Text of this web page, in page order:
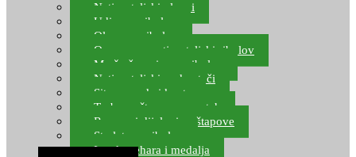
Natjecateljski plovci
Udice za ribolov
Olovo za ribolov
Oprema za natjecateljski ribolov
Mreže čuvarice za ribolov
Natjecateljski podmetači
Sito, posude i kante
Torbe za štapove – match
Rezervni dijelovi za štapove
Starlete za ribolov
Izrada pehara i medalja